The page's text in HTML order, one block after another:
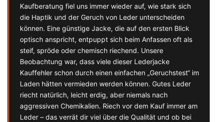
Kaufberatung fiel uns immer wieder auf, wie stark sich
die Haptik und der Geruch von Leder unterscheiden
können. Eine günstige Jacke, die auf den ersten Blick
optisch anspricht, entpuppt sich beim Anfassen oft als
steif, spröde oder chemisch riechend. Unsere
Beobachtung war, dass viele dieser Lederjacke
Kauffehler schon durch einen einfachen „Geruchstest“ im
Laden hätten vermieden werden können. Gutes Leder
riecht natürlich, leicht erdig, aber niemals nach
aggressiven Chemikalien. Riech vor dem Kauf immer am
Leder – das verrät dir viel über die Qualität und ob bei